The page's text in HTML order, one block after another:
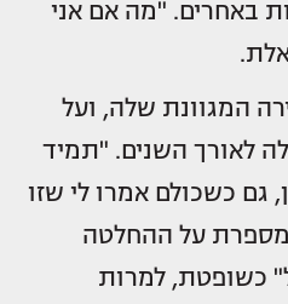
באחרים. "מה אם אני
המגוונת שלה, ועל
לאורך השנים. "תמיד
גם כשכולם אמרו לי שזו
על ההחלטה
כשופטת, למרות